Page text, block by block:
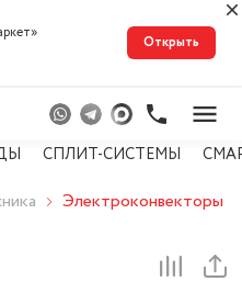
Открыть
СПЛИТ-СИСТЕМЫ
Электроконвекторы